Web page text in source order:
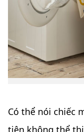
Có thể nói chiếc
tiện không thể